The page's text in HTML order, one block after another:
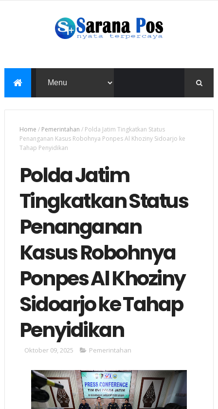
Home / Pemerintahan / Polda Jatim Tingkatkan Status
Penanganan Kasus Robohnya Ponpes Al Khoziny Sidoarjo ke
Tahap Penyidikan
Polda Jatim
Tingkatkan Status
Penanganan
Kasus Robohnya
Ponpes Al Khoziny
Sidoarjo ke Tahap
Penyidikan
Oktober 09, 2025 Pemerintahan